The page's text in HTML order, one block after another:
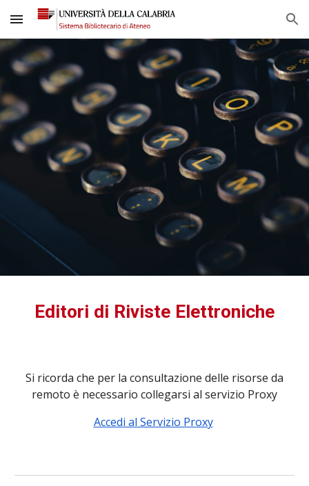
Skip to main content Skip to navigation
Editori di Riviste Elettroniche
Si ricorda che per la consultazione delle risorse da
remoto è necessario collegarsi al servizio Proxy
Accedi al Servizio Proxy